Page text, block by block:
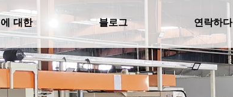
에 대한 블로그 연락하다